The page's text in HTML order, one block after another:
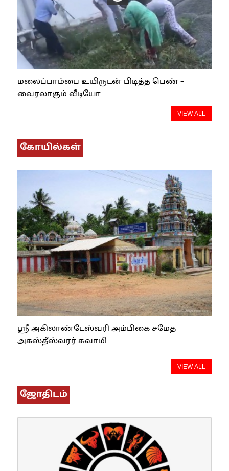
மலைப்பாம்பை உயிருடன் பிடித்த பெண் –
வைரலாகும் வீடியோ
VIEW ALL
கோயில்கள்
ஸ்ரீ அகிலாண்டேஸ்வரி அம்பிகை சமேத
அகஸ்தீஸ்வரர் சுவாமி
VIEW ALL
ஜோதிடம்